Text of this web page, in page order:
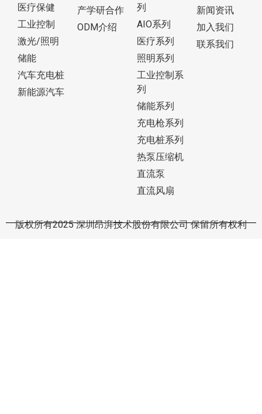
医疗保健
工业控制
激光/照明
储能
汽车充电桩
新能源汽车
产学研合作
ODM介绍
列
AIO系列
医疗系列
照明系列
工业控制系
列
储能系列
充电枪系列
充电桩系列
热泵压缩机
直流泵
直流风扇
新闻资讯
加入我们
联系我们
版权所有2025 深圳昂湃技术股份有限公司 保留所有权利